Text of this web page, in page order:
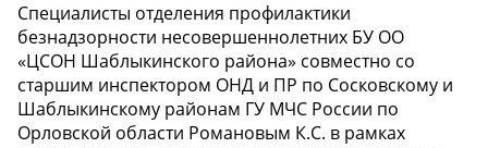
Специалисты отделения профилактики
безнадзорности несовершеннолетних БУ ОО
«ЦСОН Шаблыкинского района» совместно со
старшим инспектором ОНД и ПР по Сосковскому и
Шаблыкинскому районам ГУ МЧС России по
Орловской области Романовым К.С. в рамках